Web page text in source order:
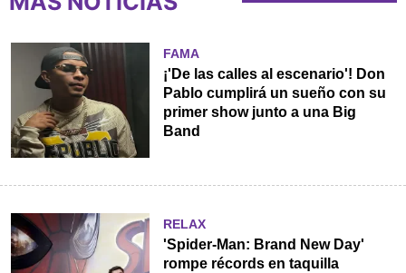
FAMA
¡'De las calles al escenario'! Don
Pablo cumplirá un sueño con su
primer show junto a una Big
Band
RELAX
'Spider-Man: Brand New Day'
rompe récords en taquilla